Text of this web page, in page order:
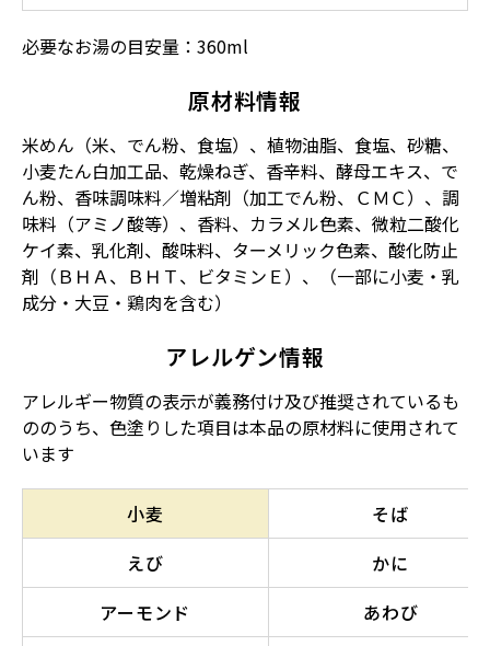
必要なお湯の目安量：360ml
原材料情報
米めん（米、でん粉、食塩）、植物油脂、食塩、砂糖、
小麦たん白加工品、乾燥ねぎ、香辛料、酵母エキス、で
ん粉、香味調味料／増粘剤（加工でん粉、ＣＭＣ）、調
味料（アミノ酸等）、香料、カラメル色素、微粒二酸化
ケイ素、乳化剤、酸味料、ターメリック色素、酸化防止
剤（ＢＨＡ、ＢＨＴ、ビタミンＥ）、（一部に小麦・乳
成分・大豆・鶏肉を含む）
アレルゲン情報
アレルギー物質の表示が義務付け及び推奨されているも
ののうち、色塗りした項目は本品の原材料に使用されて
います
小麦
そば
えび
かに
アーモンド
あわび